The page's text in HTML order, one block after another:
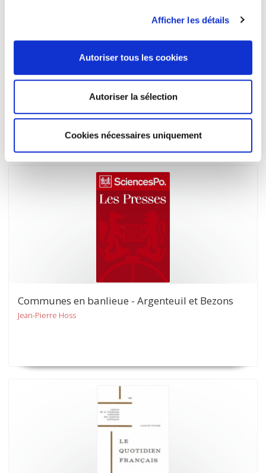
Afficher les détails
Autoriser tous les cookies
Autoriser la sélection
Cookies nécessaires uniquement
Communes en banlieue - Argenteuil et Bezons
Jean-Pierre Hoss